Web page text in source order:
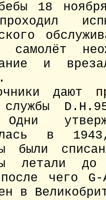
18
и
дают
службы
в
были
летали до
чего G-
в